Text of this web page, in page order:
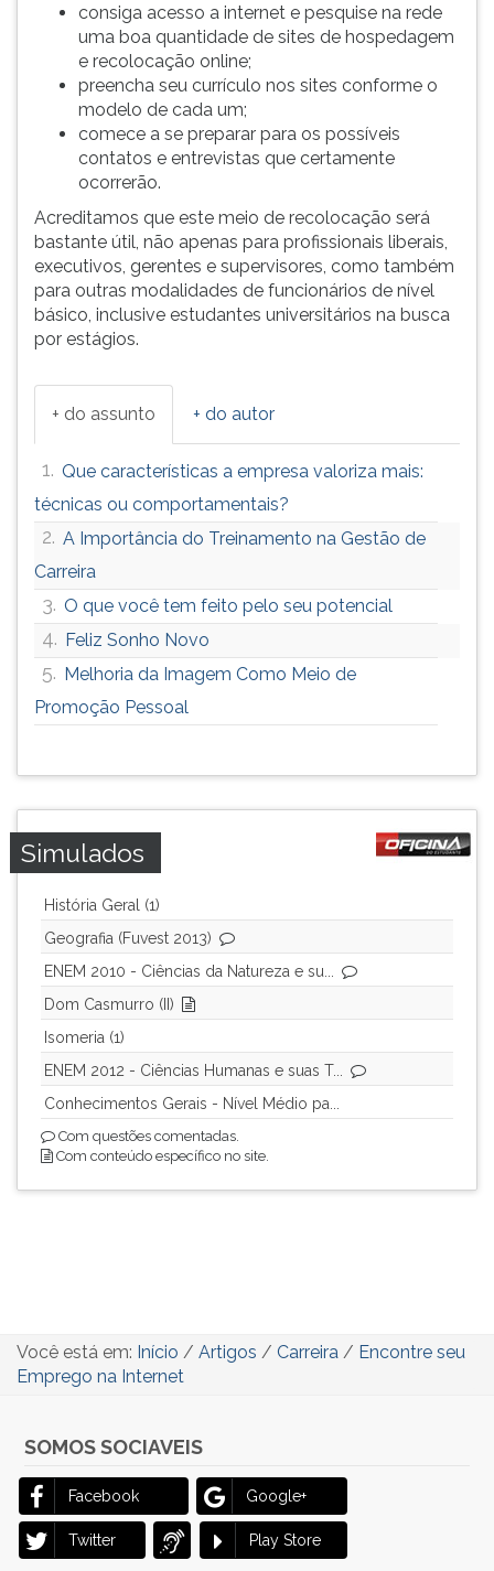
consiga acesso a internet e pesquise na rede
uma boa quantidade de sites de hospedagem
e recolocação online;
preencha seu currículo nos sites conforme o
modelo de cada um;
comece a se preparar para os possíveis
contatos e entrevistas que certamente
ocorrerão.
Acreditamos que este meio de recolocação será
bastante útil, não apenas para profissionais liberais,
executivos, gerentes e supervisores, como também
para outras modalidades de funcionários de nível
básico, inclusive estudantes universitários na busca
por estágios.
+ do assunto + do autor
1. Que características a empresa valoriza mais:
técnicas ou comportamentais?
2. A Importância do Treinamento na Gestão de
Carreira
3. O que você tem feito pelo seu potencial
4. Feliz Sonho Novo
5. Melhoria da Imagem Como Meio de
Promoção Pessoal
Simulados
História Geral (1)
Geografia (Fuvest 2013)
ENEM 2010 - Ciências da Natureza e su...
Dom Casmurro (II)
Isomeria (1)
ENEM 2012 - Ciências Humanas e suas T...
Conhecimentos Gerais - Nível Médio pa...
Com questões comentadas.
Com conteúdo específico no site.
Você está em: Início / Artigos / Carreira / Encontre seu
Emprego na Internet
SOMOS SOCIAVEIS
Facebook Google+
Twitter Play Store